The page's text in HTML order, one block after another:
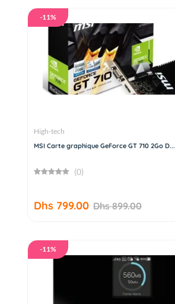
-11%
High-tech
MSI Carte graphique GeForce GT 710 2Go D...
(0)
Dhs 799.00 Dhs 899.00
-11%